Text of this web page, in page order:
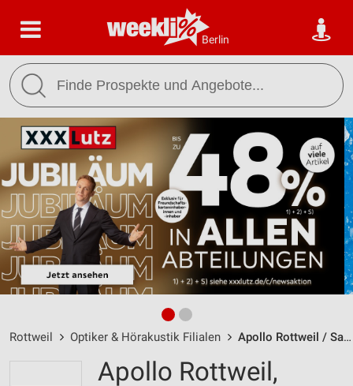
Berlin
Rottweil Optiker & Hörakustik Filialen Apollo Rottweil / Saline 5 - Öffnungszeiten & Adresse
Apollo Rottweil,